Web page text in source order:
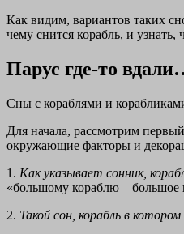
Как видим, вариантов таких
чему снится корабль, и узнать,
Парус где-то
Сны с кораблями и
Для начала, рассмотрим
окружающие факторы и
1. Как указывает сонник,
«большому кораблю – большое
2. Такой сон, корабль в